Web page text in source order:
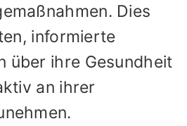
Dies
informierte
über ihre Gesundheit
an ihrer